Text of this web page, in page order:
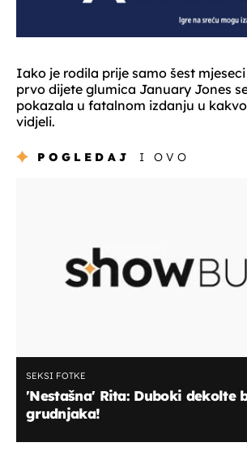
Iako je rodila prije samo šest
prvo dijete glumica January Jones
pokazala u fatalnom izdanju u
vidjeli.
POGLEDAJ I OVO
SEKSI FOTKE
'Nestašna' Rita: Duboki dekolte
grudnjaka!